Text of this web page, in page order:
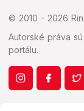
© 2010 - 2026
Autorské práva
portálu.